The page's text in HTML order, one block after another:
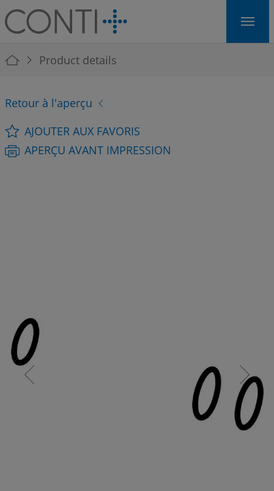
Skip to main navigation
Skip to main content
Skip to page footer
You are here:
Product details
Retour à l'aperçu
AJOUTER AUX FAVORIS
APERÇU AVANT IMPRESSION